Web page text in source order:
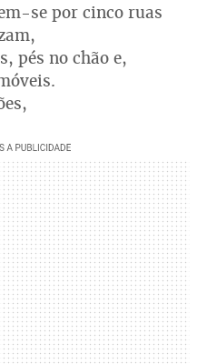
se por cinco ruas
pés no chão e,